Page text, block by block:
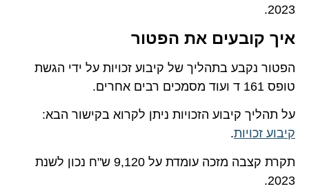
2023.
איך קובעים את הפטור
הפטור נקבע בתהליך של קיבוע זכויות על ידי הגשת
טופס 161 ד ועוד מסמכים רבים אחרים.
על תהליך קיבוע הזכויות ניתן לקרוא בקישור הבא:
קיבוע זכויות.
תקרת קצבה מזכה עומדת על 9,120 ש"ח נכון לשנת
2023.